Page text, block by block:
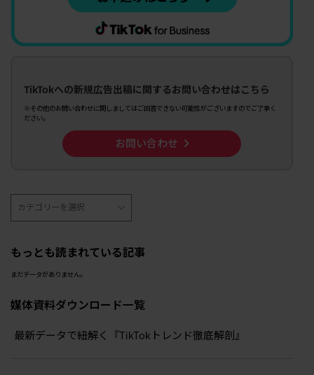
TikTokへの新規広告出稿に関するお問い合わせはこちら
※その他のお問い合わせに関しましてはご回答できない可能性がございますのでご了承く
ださい。
お問い合わせ
もっとも読まれている記事
まだデータがありません。
媒体資料ダウンロード一覧
最新データで紐解く『TikTokトレンド徹底解剖』